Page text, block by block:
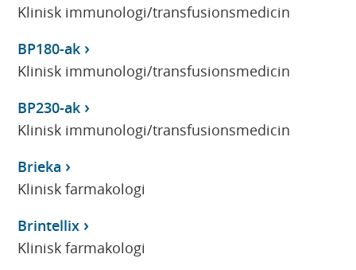
Klinisk immunologi/transfusionsmedicin
BP180-ak
Klinisk immunologi/transfusionsmedicin
BP230-ak
Klinisk immunologi/transfusionsmedicin
Brieka
Klinisk farmakologi
Brintellix
Klinisk farmakologi